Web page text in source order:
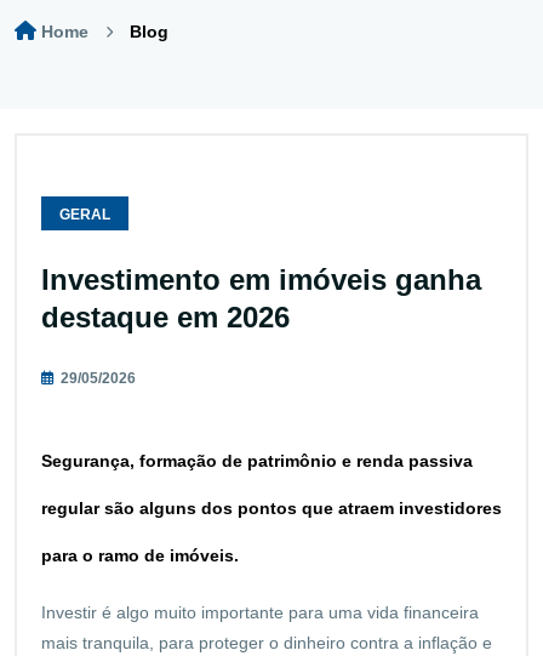
Home Blog
GERAL
Investimento em imóveis ganha
destaque em 2026
29/05/2026
Segurança, formação de patrimônio e renda passiva
regular são alguns dos pontos que atraem investidores
para o ramo de imóveis.
Investir é algo muito importante para uma vida financeira
mais tranquila, para proteger o dinheiro contra a inflação e